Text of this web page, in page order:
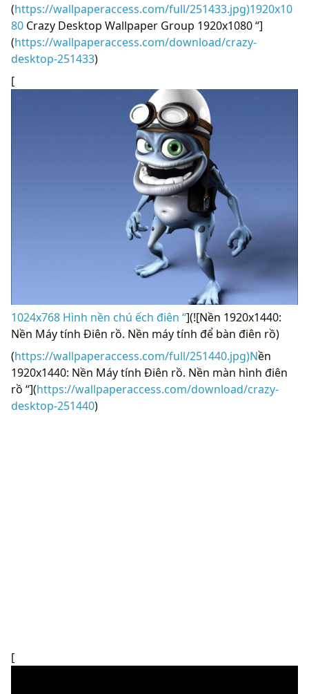
(https://wallpaperaccess.com/full/251433.jpg)1920x10
80 Crazy Desktop Wallpaper Group 1920x1080 “]
(https://wallpaperaccess.com/download/crazy-
desktop-251433)
[
1024x768 Hình nền chú ếch điên “](![Nền 1920x1440:
Nền Máy tính Điên rồ. Nền máy tính để bàn điên rồ)
(https://wallpaperaccess.com/full/251440.jpg)Nền
1920x1440: Nền Máy tính Điên rồ. Nền màn hình điên
rồ “](https://wallpaperaccess.com/download/crazy-
desktop-251440)
[